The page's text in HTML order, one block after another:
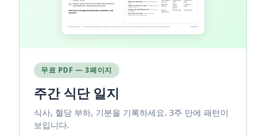
무료 PDF — 3페이지
주간 식단 일지
식사, 혈당 부하, 기분을 기록하세요. 3주 만에 패턴이
보입니다.